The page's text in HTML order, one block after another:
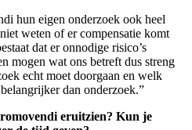
hun eigen onderzoek ook heel
weten of er compensatie komt
dat er onnodige risico’s
mogen wat ons betreft dus streng
echt moet doorgaan en welk
dan onderzoek.”
eruitzien? Kun je